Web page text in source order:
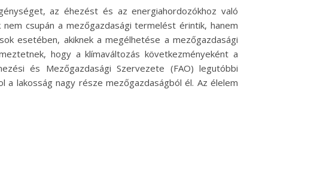
az éhezést és az energiahordozókhoz való
csupán a mezőgazdasági termelést érintik, hanem
esetében, akiknek a megélhetése a mezőgazdasági
hogy a klímaváltozás következményeként a
és Mezőgazdasági Szervezete (FAO) legutóbbi
lakosság nagy része mezőgazdaságból él. Az élelem